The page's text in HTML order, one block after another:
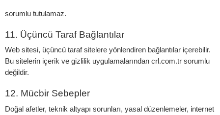
sorumlu tutulamaz.
11. Üçüncü Taraf Bağlantılar
Web sitesi, üçüncü taraf sitelere yönlendiren bağlantılar içerebilir.
Bu sitelerin içerik ve gizlilik uygulamalarından crl.com.tr sorumlu
değildir.
12. Mücbir Sebepler
Doğal afetler, teknik altyapı sorunları, yasal düzenlemeler, internet